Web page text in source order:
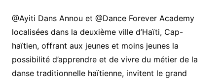
@Ayiti Dans Annou et @Dance Forever Academy
localisées dans la deuxième ville d’Haïti, Cap-
haïtien, offrant aux jeunes et moins jeunes la
possibilité d’apprendre et de vivre du métier de la
danse traditionnelle haïtienne, invitent le grand